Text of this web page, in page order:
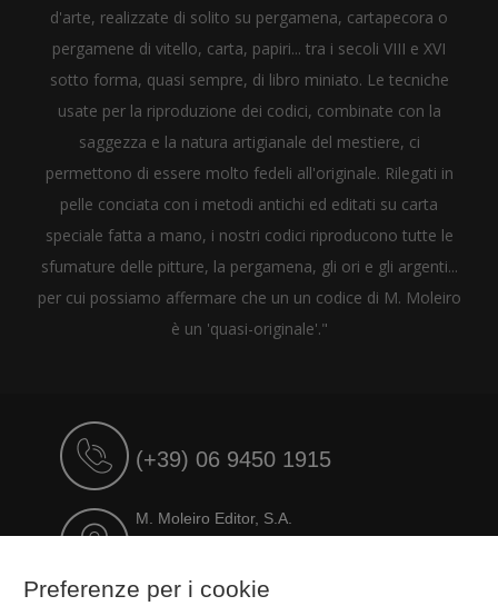
d'arte, realizzate di solito su pergamena, cartapecora o
pergamene di vitello, carta, papiri... tra i secoli VIII e XVI
sotto forma, quasi sempre, di libro miniato. Le tecniche
usate per la riproduzione dei codici, combinate con la
saggezza e la natura artigianale del mestiere, ci
permettono di essere molto fedeli all'originale. Rilegati in
pelle conciata con i metodi antichi ed editati su carta
speciale fatta a mano, i nostri codici riproducono tutte le
sfumature delle pitture, la pergamena, gli ori e gli argenti...
per cui possiamo affermare che un un codice di M. Moleiro
è un 'quasi-originale'."
(+39) 06 9450 1915
M. Moleiro Editor, S.A.
Travesera de Gracia, 17
Preferenze per i cookie